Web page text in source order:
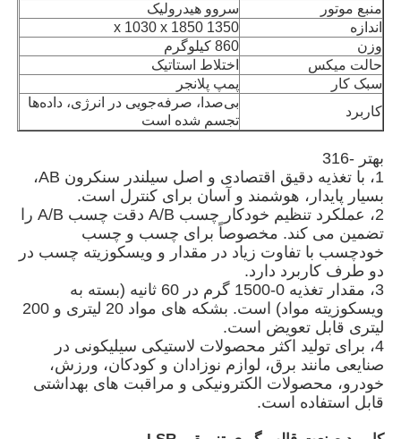
خانه
محصولات
دربارهی ما
منبع موتور
سروو هیدرولیک
اندازه
1350 x 1030 x 1850
وزن
860 کیلوگرم
حالت میکس
اختلاط استاتیک
سبک کار
پمپ پلانجر
کاربرد
بی‌صدا، صرفه‌جویی در انرژی، داده‌ها
تجسم شده است
بهتر -316
1، با تغذیه دقیق اقتصادی و اصل سیلندر سنکرون AB،
بسیار پایدار، هوشمند و آسان برای کنترل است.
2، عملکرد تنظیم خودکار چسب A/B دقت چسب A/B را
تضمین می کند. مخصوصاً برای چسب و چسب
خودچسب با تفاوت زیاد در مقدار و ویسکوزیته چسب در
دو طرف کاربرد دارد.
3، مقدار تغذیه 0-1500 گرم در 60 ثانیه (بسته به
ویسکوزیته مواد) است. بشکه های مواد 20 لیتری و 200
لیتری قابل تعویض است.
4، برای تولید اکثر محصولات لاستیکی سیلیکونی در
صنایعی مانند برق، لوازم نوزادان و کودکان، ورزش،
خودرو، محصولات الکترونیکی و مراقبت های بهداشتی
قابل استفاده است.